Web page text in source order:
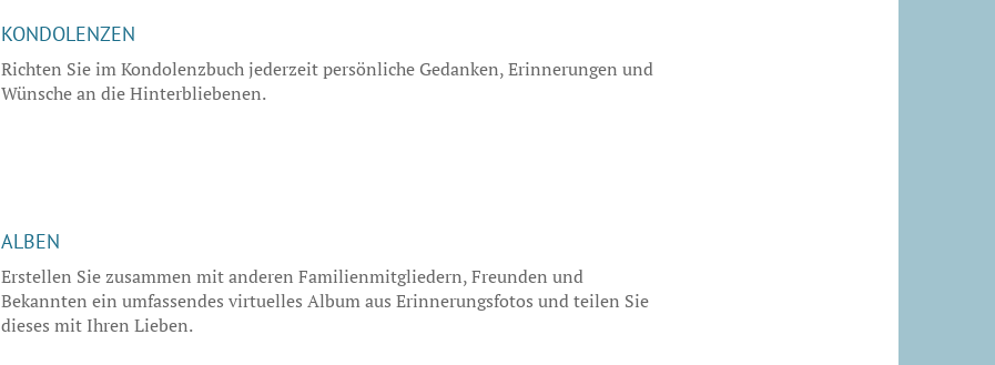
KONDOLENZEN
Richten Sie im Kondolenzbuch jederzeit persönliche Gedanken, Erinnerungen und
Wünsche an die Hinterbliebenen.
ALBEN
Erstellen Sie zusammen mit anderen Familienmitgliedern, Freunden und
Bekannten ein umfassendes virtuelles Album aus Erinnerungsfotos und teilen Sie
dieses mit Ihren Lieben.